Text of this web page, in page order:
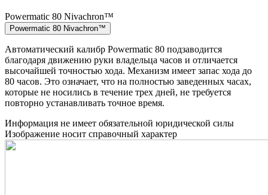
Powermatic 80 Nivachron™
Powermatic 80 Nivachron™
Автоматический калибр Powermatic 80 подзаводится
благодаря движению руки владельца часов и отличается
высочайшей точностью хода. Механизм имеет запас хода до
80 часов. Это означает, что на полностью заведенных часах,
которые не носились в течение трех дней, не требуется
повторно устанавливать точное время.
Информация не имеет обязательной юридической силы
Изображение носит справочный характер